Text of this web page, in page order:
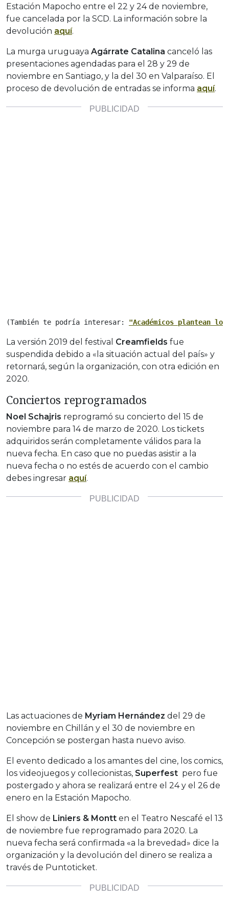
Estación Mapocho entre el 22 y 24 de noviembre,
fue cancelada por la SCD. La información sobre la
devolución aquí.
La murga uruguaya Agárrate Catalina canceló las
presentaciones agendadas para el 28 y 29 de
noviembre en Santiago, y la del 30 en Valparaíso. El
proceso de devolución de entradas se informa aquí.
(También te podría interesar: "Académicos plantean
La versión 2019 del festival Creamfields fue
suspendida debido a «la situación actual del país» y
retornará, según la organización, con otra edición en
2020.
Conciertos reprogramados
Noel Schajris reprogramó su concierto del 15 de
noviembre para 14 de marzo de 2020. Los tickets
adquiridos serán completamente válidos para la
nueva fecha. En caso que no puedas asistir a la
nueva fecha o no estés de acuerdo con el cambio
debes ingresar aquí.
Las actuaciones de Myriam Hernández del 29 de
noviembre en Chillán y el 30 de noviembre en
Concepción se postergan hasta nuevo aviso.
El evento dedicado a los amantes del cine, los comics,
los videojuegos y collecionistas, Superfest pero fue
postergado y ahora se realizará entre el 24 y el 26 de
enero en la Estación Mapocho.
El show de Liniers & Montt en el Teatro Nescafé el 13
de noviembre fue reprogramado para 2020. La
nueva fecha será confirmada «a la brevedad» dice la
organización y la devolución del dinero se realiza a
través de Puntoticket.